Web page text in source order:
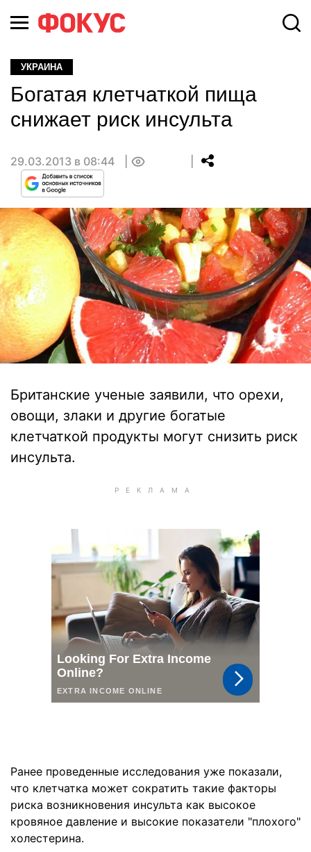
УКРАИНА
Богатая клетчаткой пища
снижает риск инсульта
29.03.2013 в 08:44
Британские ученые заявили, что орехи,
овощи, злаки и другие богатые
клетчаткой продукты могут снизить риск
инсульта.
Ранее проведенные исследования уже показали,
что клетчатка может сократить такие факторы
риска возникновения инсульта как высокое
кровяное давление и высокие показатели "плохого"
холестерина.